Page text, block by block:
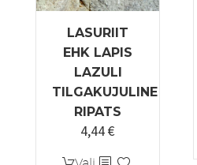
LASURIIT
EHK LAPIS
LAZULI
TILGAKUJULINE
RIPATS
Algne
4,44€Praegune